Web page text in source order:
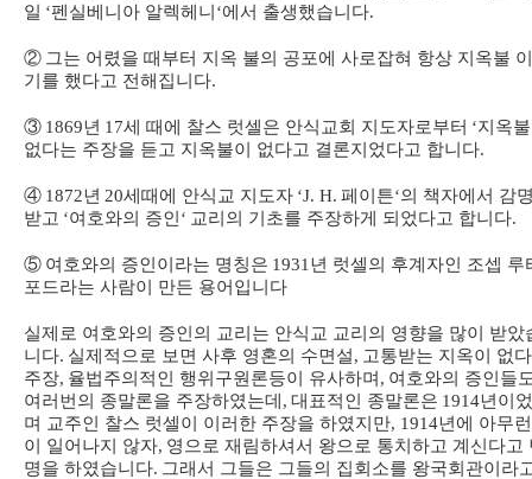
일 ‘펜실베니아 알렉헤니 ‘에서 출생했습니다.
② 그는 어렸을 때부터 지옥 불의 공포에 사로잡혀 항상 지옥불
기를 했다고 전해집니다.
③ 1869년 17세 때에 찰스 럿셀은 안식교회 지도자로부터 ‘지옥불
없다는 주장을 듣고 지옥불이 없다고 결론지었다고 합니다.
④ 1872년 20세때에 안식교 지도자 ‘J. H. 페이튼‘의 책자에서 감
받고 ‘여호와의 증인 ‘ 교리의 기초를 주장하게 되었다고 합니다.
⑤ 여호와의 증인이라는 명칭은 1931 년 럿셀의 후계자인 조셉 루
포드라는 사람이 만든 용어입니다
실제로 여호와의 증인의 교리는 안식교 교리의 영향을 많이 받았
니다. 실제적으로 보면 사후 영혼의 수면설, 고통받는 지옥이 없
주장, 율법주의적인 행위구원론등이 유사하며 , 여호와의 증인들
여러번의 종말론을 주장하였는데 , 대표적인 종말론은 1914년이
며 교주인 찰스 럿셀이 이러한 주장을 하였지만, 1914년에 아무
이 일어나지 않자, 영으로 재림하셔서 왕으로 통치하고 계신다고
명을 하였습니다. 그래서 그들은 그들의 집회소를 왕국회관이라